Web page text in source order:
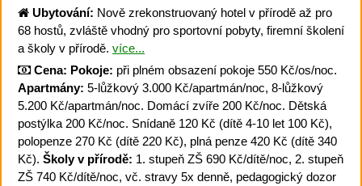
Ubytování: Nově zrekonstruovaný hotel v přírodě až pro
68 hostů, zvláště vhodný pro sportovní pobyty, firemní školení
a školy v přírodě. více...
Cena: Pokoje: při plném obsazení pokoje 550 Kč/os/noc.
Apartmány: 5-lůžkový 3.000 Kč/apartmán/noc, 8-lůžkový
5.200 Kč/apartmán/noc. Domácí zvíře 200 Kč/noc. Dětská
postýlka 200 Kč/noc. Snídaně 120 Kč (dítě 4-10 let 100 Kč),
polopenze 270 Kč (dítě 220 Kč), plná penze 420 Kč (dítě 340
Kč). Školy v přírodě: 1. stupeň ZŠ 690 Kč/dítě/noc, 2. stupeň
ZŠ 740 Kč/dítě/noc, vč. stravy 5x denně, pedagogický dozor